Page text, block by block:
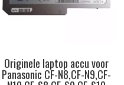
Originele laptop accu voor
Panasonic CF-N8,CF-N9,CF-